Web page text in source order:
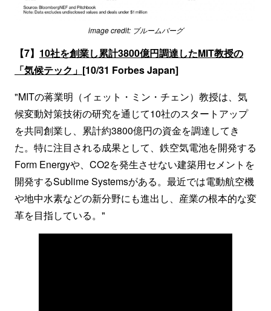
image credit: ブルームバーグ
【7】 10社を創業し累計3800億円調達したMIT教授の
「気候テック」 [10/31 Forbes Japan]
"MITの蒋業明（イェット・ミン・チェン）教授は、気
候変動対策技術の研究を通じて10社のスタートアップ
を共同創業し、累計約3800億円の資金を調達してき
た。特に注目される成果として、鉄空気電池を開発する
Form Energyや、CO2を発生させない建築用セメントを
開発するSublime Systemsがある。最近では電動航空機
や地中水素などの新分野にも進出し、産業の根本的な変
革を目指している。"